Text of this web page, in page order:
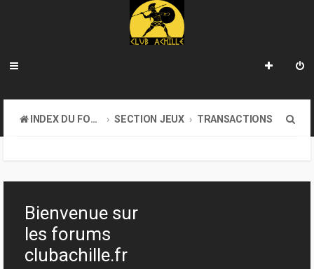
INDEX DU FORUM SECTION JEUX TRANSACTIONS
h
Bienvenue sur
les forums
clubachille.fr